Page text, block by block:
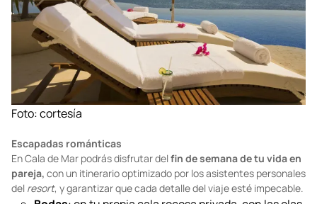
Foto: cortesía